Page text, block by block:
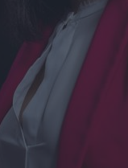
DEL AUDIO EN SU
DE VML PARA MOVISTAR
PARA EL REGRESO
CF